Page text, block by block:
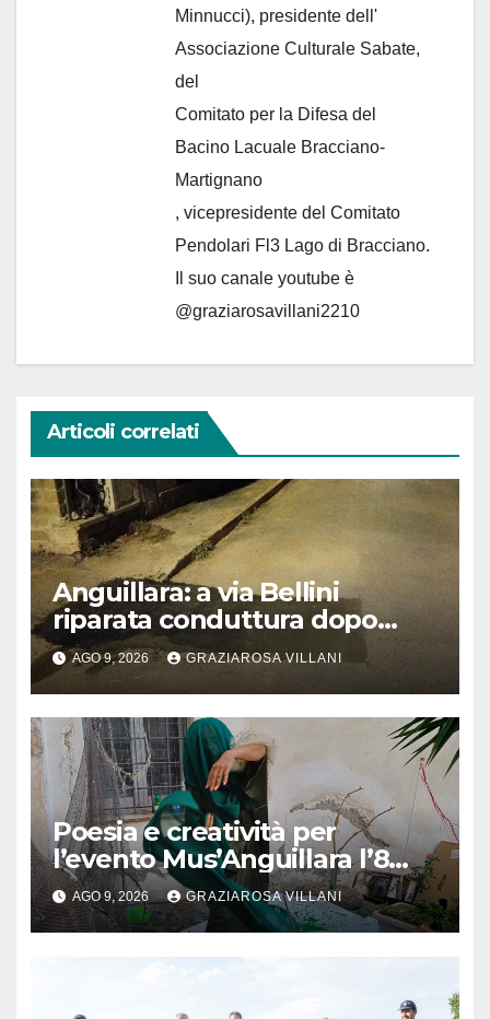
Minnucci), presidente dell'
Associazione Culturale Sabate,
del
Comitato per la Difesa del
Bacino Lacuale Bracciano-
Martignano
, vicepresidente del Comitato
Pendolari Fl3 Lago di Bracciano.
Il suo canale youtube è
@graziarosavillani2210
Articoli correlati
Anguillara: a via Bellini
riparata conduttura dopo
segnalazione IdD
AGO 9, 2026 GRAZIAROSA VILLANI
Poesia e creatività per
l’evento Mus’Anguillara l’8
agosto 2026 al Museo
Contadino
AGO 9, 2026 GRAZIAROSA VILLANI